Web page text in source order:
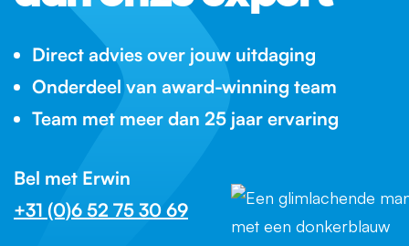
Direct advies over jouw uitdaging
Onderdeel van award-winning team
Team met meer dan 25 jaar ervaring
Bel met Erwin
+31 (0)6 52 75 30 69